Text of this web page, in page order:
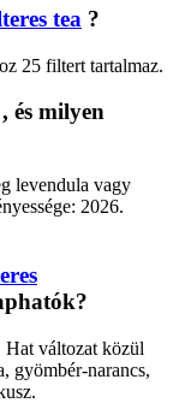
tea ?
25 filtert tartalmaz.
, és milyen
levendula vagy
2026.
Hat változat közül
gyömbér-narancs,